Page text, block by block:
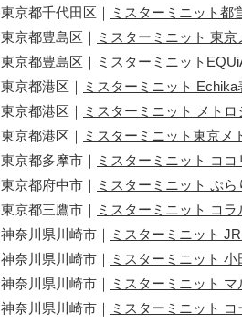
東京都千代田区｜ ミスターミニット都
東京都豊島区｜ ミスターミニット 東
東京都豊島区｜ ミスターミニット
東京都港区｜ ミスターミニット Echika
東京都港区｜ ミスターミニット メト
東京都港区｜ ミスターミニット東京メ
東京都多摩市｜ ミスターミニット コ
東京都府中市｜ ミスターミニット ぷ
東京都三鷹市｜ ミスターミニット コラ
神奈川県川崎市｜ ミスターミニット
神奈川県川崎市｜ ミスターミニット
神奈川県川崎市｜ ミスターミニット
神奈川県川崎市｜ ミスターミニット